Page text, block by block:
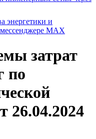
затрат
по
26.04.2024